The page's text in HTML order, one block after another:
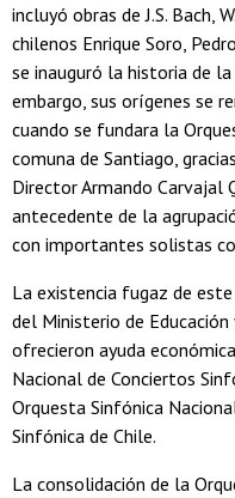
incluyó obras de J.S. Bach,
chilenos Enrique Soro,
se inauguró la historia de
embargo, sus orígenes se
cuando se fundara la
comuna de Santiago,
Director Armando Carvajal
antecedente de la
con importantes solistas
La existencia fugaz de
del Ministerio de Educación
ofrecieron ayuda
Nacional de Conciertos
Orquesta Sinfónica
Sinfónica de Chile.
La consolidación de la